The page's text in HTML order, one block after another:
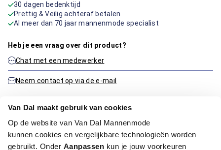
Van Dal maakt gebruik van cookies
Op de website van Van Dal Mannenmode
kunnen cookies en vergelijkbare technologieën worden
gebruikt. Onder Aanpassen kun je jouw voorkeuren
30 dagen bedenktijd
Prettig & Veilig achteraf betalen
Al meer dan 70 jaar mannenmode specialist
Heb je een vraag over dit product?
Chat met een medewerker
Neem contact op via de e-mail
Productinformatie
Artikelnummer
1016170-76